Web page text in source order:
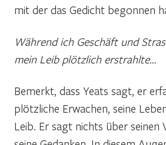
mit der das Gedicht begonnen
Während ich Geschäft und
mein Leib plötzlich erstrahlte…
Bemerkt, dass Yeats sagt, er
plötzliche Erwachen, seine
Leib. Er sagt nichts über seinen